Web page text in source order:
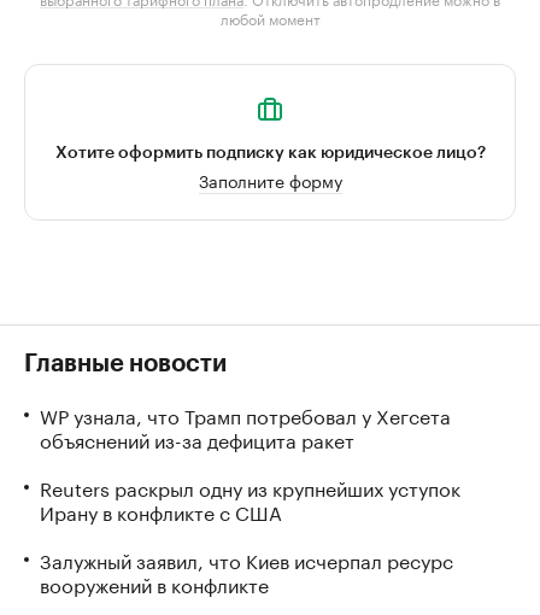
любой момент
Хотите оформить подписку как юридическое лицо?
Заполните форму
Главные новости
WP узнала, что Трамп потребовал у Хегсета
объяснений из-за дефицита ракет
Reuters раскрыл одну из крупнейших уступок
Ирану в конфликте с США
Залужный заявил, что Киев исчерпал ресурс
вооружений в конфликте